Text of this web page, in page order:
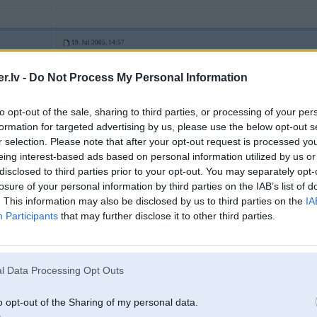
- Do Not Process My Personal Information
opt-out of the sale, sharing to third parties, or processing of your
for targeted advertising by us, please use the below opt-out
selection. Please note that after your opt-out request is processed
interest-based ads based on personal information utilized by us
to third parties prior to your opt-out. You may separately
of your personal information by third parties on the IAB’s list of
This information may also be disclosed by us to third parties on the
Participants that may further disclose it to other third parties.
Data Processing Opt Outs
opt-out of the Sharing of my personal data.
19. Jul 2005, 14:57
19. Jul 2005, 15:01
jā, es arī piekrītu viedoklim, ka tā huļiganka nebija pelnījusi uzvaru... Man